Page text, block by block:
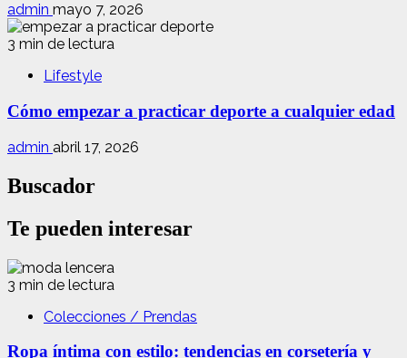
admin mayo 7, 2026
3 min de lectura
Lifestyle
Cómo empezar a practicar deporte a cualquier edad
admin abril 17, 2026
Buscador
Te pueden interesar
3 min de lectura
Colecciones / Prendas
Ropa íntima con estilo: tendencias en corsetería y